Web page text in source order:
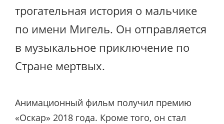
трогательная история о мальчике
по имени Мигель. Он отправляется
в музыкальное приключение по
Стране мертвых.
Анимационный фильм получил премию
«Оскар» 2018 года. Кроме того, он стал